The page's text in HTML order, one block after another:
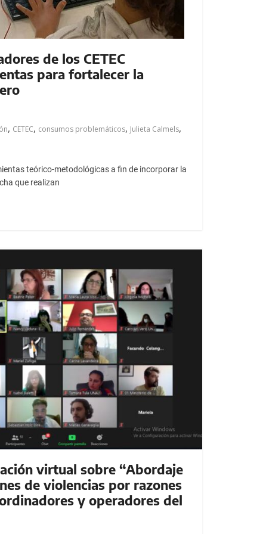
de los CETEC
para fortalecer la
, CETEC, consumos problemáticos, Julieta Calmels,
teórico-metodológicas a fin de incorporar la
que realizan
virtual sobre “Abordaje
de violencias por razones
y operadores del